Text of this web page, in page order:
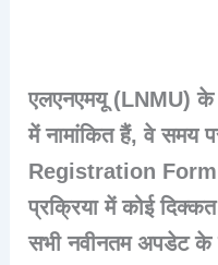
एलएनएमयू (LNMU)
में नामांकित हैं, वे समय
Registration Form
प्रक्रिया में कोई
सभी नवीनतम अपडेट के